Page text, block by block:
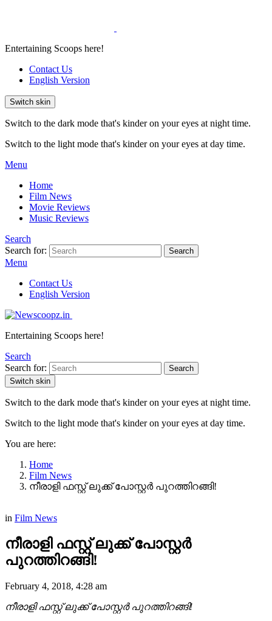
Entertaining Scoops here!
Contact Us
English Version
Switch skin
Switch to the dark mode that's kinder on your eyes at night time.
Switch to the light mode that's kinder on your eyes at day time.
Menu
Home
Film News
Movie Reviews
Music Reviews
Search
Search for:
Search
Menu
Contact Us
English Version
Entertaining Scoops here!
Search
Search for:
Search
Switch skin
Switch to the dark mode that's kinder on your eyes at night time.
Switch to the light mode that's kinder on your eyes at day time.
You are here:
Home
Film News
നീരാളി ഫസ്റ്റ് ലുക്ക് പോസ്റ്റർ പുറത്തിറങ്ങി!
in Film News
നീരാളി ഫസ്റ്റ് ലുക്ക് പോസ്റ്റർ
പുറത്തിറങ്ങി!
February 4, 2018, 4:28 am
നീരാളി ഫസ്റ്റ് ലുക്ക് പോസ്റ്റർ പുറത്തിറങ്ങി!